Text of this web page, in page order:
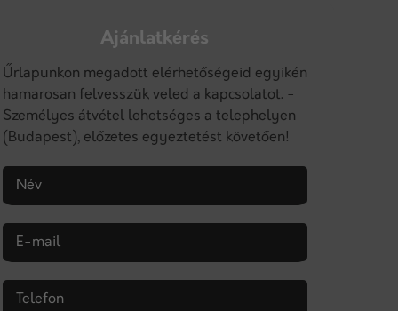
Ajánlatkérés
Űrlapunkon megadott elérhetőségeid egyikén
hamarosan felvesszük veled a kapcsolatot. -
Személyes átvétel lehetséges a telephelyen
(Budapest), előzetes egyeztetést követően!
Név
E-mail
Telefon